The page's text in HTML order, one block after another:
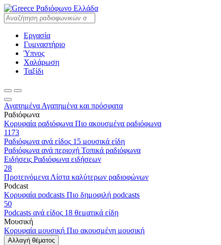
Ραδιόφωνο Ελλάδα
Εργασία
Γυμναστήριο
Ύπνος
Χαλάρωση
Ταξίδι
Αγαπημένα Αγαπημένα και πρόσφατα
Ραδιόφωνα
Κορυφαία ραδιόφωνα Πιο ακουσμένα ραδιόφωνα
1173
Ραδιόφωνα ανά είδος 15 μουσικά είδη
Ραδιόφωνα ανά περιοχή Τοπικά ραδιόφωνα
Ειδήσεις Ραδιόφωνα ειδήσεων
28
Προτεινόμενα Λίστα καλύτερων ραδιοφώνων
Podcast
Κορυφαία podcasts Πιο δημοφιλή podcasts
50
Podcasts ανά είδος 18 θεματικά είδη
Μουσική
Κορυφαία μουσική Πιο ακουσμένη μουσική
Αλλαγή θέματος